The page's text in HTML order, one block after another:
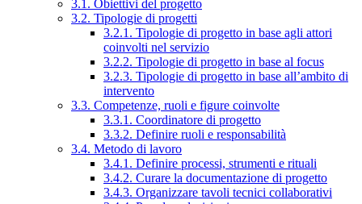
3.1. Obiettivi del progetto
3.2. Tipologie di progetti
3.2.1. Tipologie di progetto in base agli attori
coinvolti nel servizio
3.2.2. Tipologie di progetto in base al focus
3.2.3. Tipologie di progetto in base all’ambito di
intervento
3.3. Competenze, ruoli e figure coinvolte
3.3.1. Coordinatore di progetto
3.3.2. Definire ruoli e responsabilità
3.4. Metodo di lavoro
3.4.1. Definire processi, strumenti e rituali
3.4.2. Curare la documentazione di progetto
3.4.3. Organizzare tavoli tecnici collaborativi